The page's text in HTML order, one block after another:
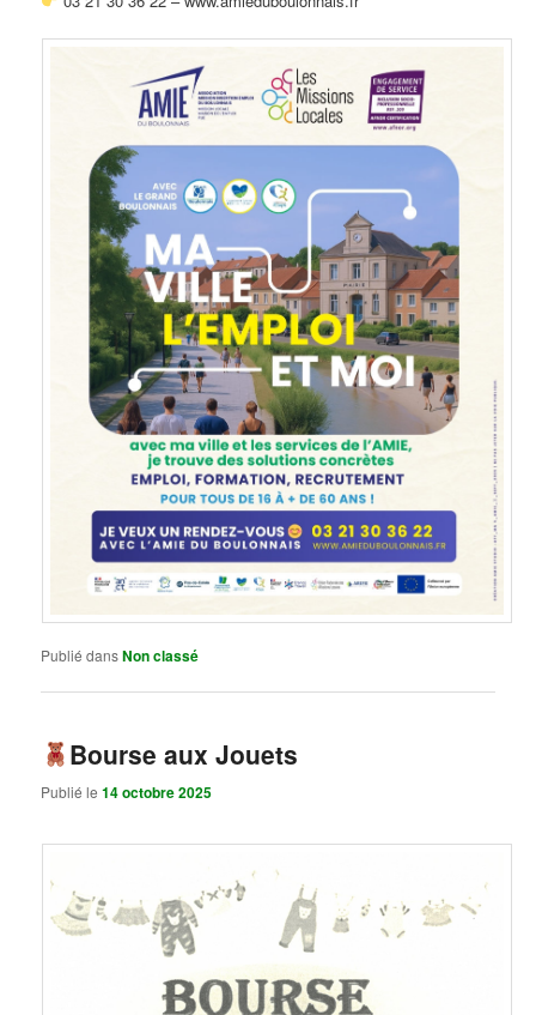
Publié dansNon classé
Bourse aux Jouets
Publié le14 octobre 2025